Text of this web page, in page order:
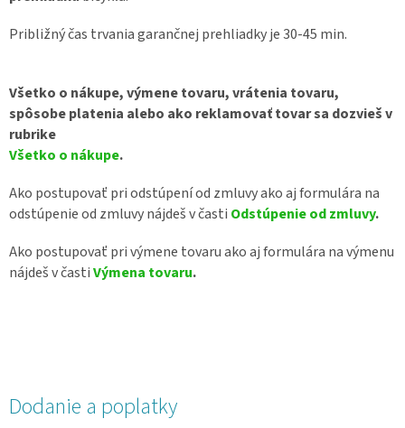
Približný čas trvania garančnej prehliadky je 30-45 min.
Všetko o nákupe, výmene tovaru, vrátenia tovaru,
spôsobe platenia alebo ako reklamovať tovar sa dozvieš v
rubrike
Všetko o nákupe.
Ako postupovať pri odstúpení od zmluvy ako aj formulára na
odstúpenie od zmluvy nájdeš v časti Odstúpenie od zmluvy.
Ako postupovať pri výmene tovaru ako aj formulára na výmenu
nájdeš v častiVýmena tovaru.
Dodanie a poplatky